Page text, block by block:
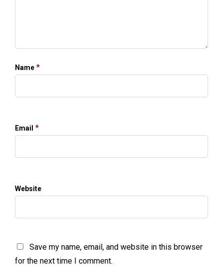
Name *
Email *
Website
Save my name, email, and website in this browser
for the next time I comment.